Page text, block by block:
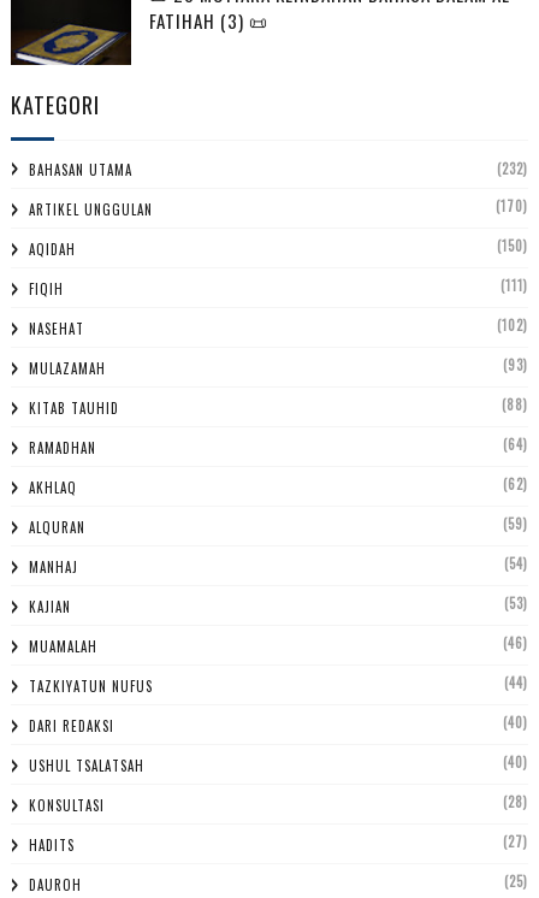
FATIHAH (3) 📜
KATEGORI
BAHASAN UTAMA (232)
ARTIKEL UNGGULAN (170)
AQIDAH (150)
FIQIH (111)
NASEHAT (102)
MULAZAMAH (93)
KITAB TAUHID (88)
RAMADHAN (64)
AKHLAQ (62)
ALQURAN (59)
MANHAJ (54)
KAJIAN (53)
MUAMALAH (46)
TAZKIYATUN NUFUS (44)
DARI REDAKSI (40)
USHUL TSALATSAH (40)
KONSULTASI (28)
HADITS (27)
DAUROH (25)